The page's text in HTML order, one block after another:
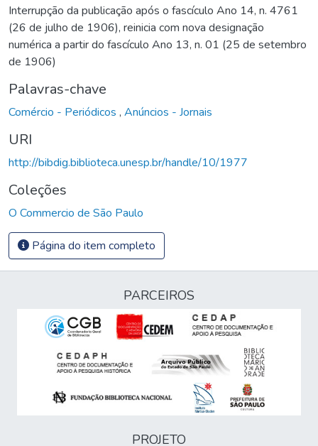
Interrupção da publicação após o fascículo Ano 14, n. 4761
(26 de julho de 1906), reinicia com nova designação
numérica a partir do fascículo Ano 13, n. 01 (25 de setembro
de 1906)
Palavras-chave
Comércio - Periódicos , Anúncios - Jornais
URI
http://bibdig.biblioteca.unesp.br/handle/10/1977
Coleções
O Commercio de São Paulo
Página do item completo
PARCEIROS
PROJETO